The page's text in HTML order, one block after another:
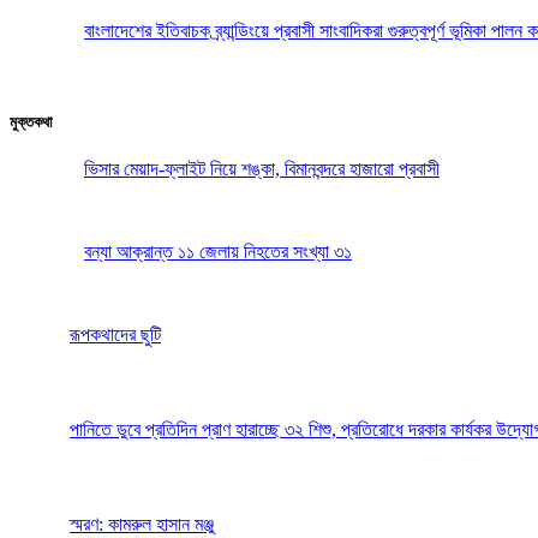
বাংলাদেশের ইতিবাচক ব্র্যান্ডিংয়ে প্রবাসী সাংবাদিকরা গুরুত্বপূর্ণ ভূমিকা
মুক্তকথা
ভিসার মেয়াদ-ফ্লাইট নিয়ে শঙ্কা, বিমানবন্দরে হাজারো প্রবাসী
বন্যা আক্রান্ত ১১ জেলায় নিহতের সংখ্যা ৩১
রূপকথাদের ছুটি
পানিতে ডুবে প্রতিদিন প্রাণ হারাচ্ছে ৩২ শিশু, প্রতিরোধে দরকার কার্যকর
স্মরণ: কামরুল হাসান মঞ্জু